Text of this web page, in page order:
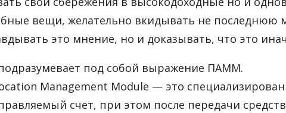
вещи, желательно вкидывать не последнюю
это мнение, но и доказывать, что это
под собой выражение ПАММ.
Management Module — это
счет, при этом после передачи